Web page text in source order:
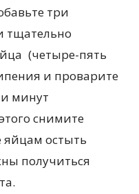
три
тщательно
(четыре-пять
и проварите
минут
снимите
яйцам остыть
получиться